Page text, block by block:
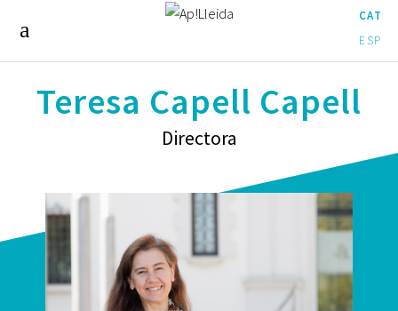
CAT
ESP
Teresa Capell Capell
Directora